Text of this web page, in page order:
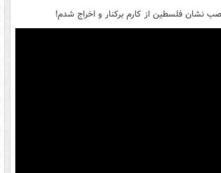
نشان فلسطین از کارم برکنار و اخراج شدم!